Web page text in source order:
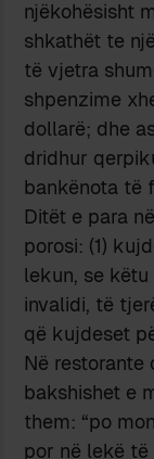
njëkohësisht
shkathët te
të vjetra
shpenzime
dollarë; dhe
dridhur
bankënota të
Ditët e para
porosi: (1)
lekun, se
invalidi, të
që kujdeset
Në
bakshishet e
them: “po
por në lekë